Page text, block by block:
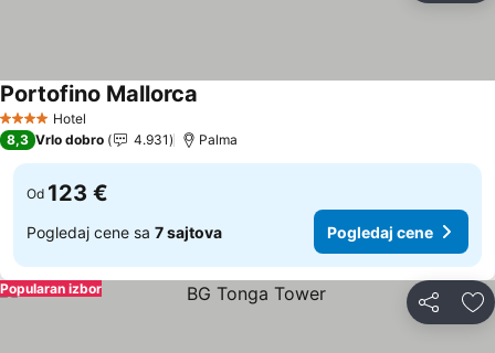
4 ZvezdiceHotel
Portofino Mallorca
8,3 Vrlo dobro 4.931 Palma
Od 123 €
Pogledaj cene sa 7 sajtova Pogledaj cene
Deli
Popularan izbor